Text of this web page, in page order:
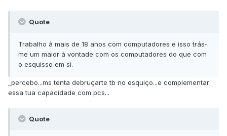
Quote
Trabalho à mais de 18 anos com computadores e isso trás-
me um maior à vontade com os computadores do que com
o esquisso em si.
_percebo...ms tenta debruçarte tb no esquiço...e complementar
essa tua capacidade com pcs...
Quote